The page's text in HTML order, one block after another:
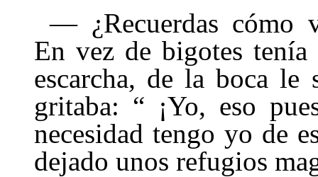
— ¿Recuerdas cómo
En vez de bigotes tenía
escarcha, de la boca
gritaba: “ ¡Yo, eso
necesidad tengo yo de
dejado unos refugios